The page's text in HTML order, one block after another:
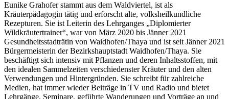
Eunike Grahofer stammt aus dem Waldviertel, ist als
Kräuterpädagogin tätig und erforscht alte, volksheilkundliche
Rezepturen. Sie ist Leiterin des Lehrganges „Diplomierter
Wildkräutertrainer“, war von März 2020 bis Jänner 2021
Gesundheitsstadträtin von Waidhofen/Thaya und ist seit Jänner 2021
Bürgermeisterin der Bezirkshauptstadt Waidhofen/Thaya. Sie
beschäftigt sich intensiv mit Pflanzen und deren Inhaltsstoffen, mit
den idealen Sammelzeiten verschiedenster Kräuter und den alten
Verwendungen und Hintergründen. Sie schreibt für zahlreiche
Medien, hat immer wieder Beiträge in TV und Radio und bietet
Lehrgänge, Seminare, geführte Wanderungen und Vorträge an und